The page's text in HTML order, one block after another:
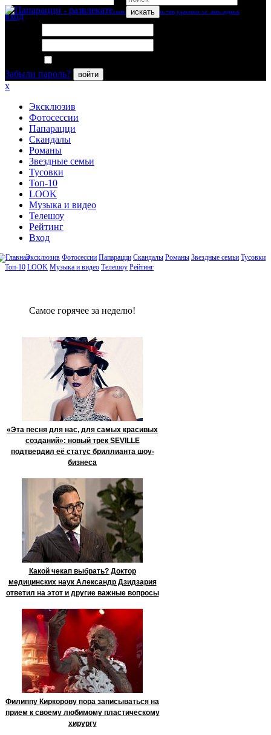
искать
вход
Забыли пароль?
войти
x
Эксклюзив
Фотосессии
Папарацци
Скандалы
Романы
Звездные семьи
Тусовки
Топ-10
LOOK
Музыка и видео
Телешоу
Рейтинг
Вход
Эксклюзив Фотосессии Папарацци Скандалы Романы Звездные семьи Тусовки
Топ-10 LOOK Музыка и видео Телешоу Рейтинг
Сaмое гoрячее за неделю!
«Эта песня для нас, для самых красивых
созданий»: новый трек SEVILLE
подтвердил её статус бриллианта шоу-
бизнеса
Какой чекап выбрать? Доктор
медицинских наук Александр Дзидзария
ответил на этот и другие важные вопросы
Филиппу Киркорову пора записываться на
прием к своему любимому пластическому
хирургу